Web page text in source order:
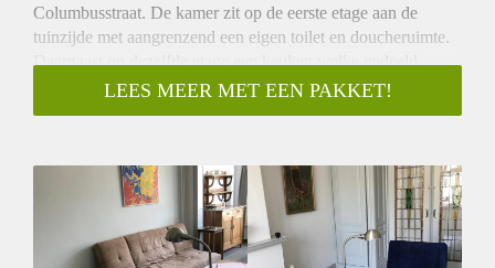
Columbusstraat. De kamer zit op de eerste etage aan de
tuinzijde met aangrenzend een eigen toilet en doucheruimte.
Daarnaast op dezelfde etage een keuken welke gedeeld
wordt met de hoofdbewoner/eigenaar. Alle voorzieningen op
de foto’s i.e.
Het openbaar vervoer is in de buurt en makkelijk te bereiken.
Ook ben je met de fiets met 10 minuten in het centrum en in
15 minuten bij Den Haag Centraal station. Supermarkten,
LEES MEER MET EEN PAKKET!